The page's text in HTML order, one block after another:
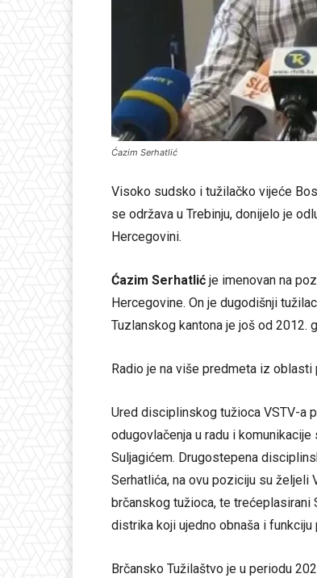
Ćazim Serhatlić
Visoko sudsko i tužilačko vijeće
se održava u Trebinju, donijelo je
Hercegovini.
Ćazim Serhatlić je imenovan na
Hercegovine. On je dugodišnji
Tuzlanskog kantona je još od 2012.
Radio je na više predmeta iz
Ured disciplinskog tužioca VSTV-a
odugovlačenja u radu i
Suljagićem. Drugostepena
Serhatlića, na ovu poziciju su željeli
brčanskog tužioca, te
distrika koji ujedno obnaša i
Brčansko Tužilaštvo je u periodu